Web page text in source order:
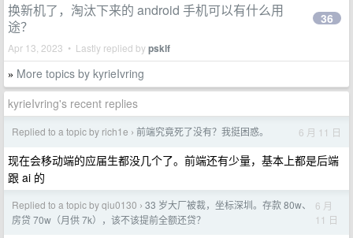
换新机了，淘汰下来的 android 手机可以有什么用
途？
Apr 13, 2023 • Lastly replied bypsklf
36
» More topics by kyrieIvring
kyrieIvring's recent replies
Replied to a topic by rich1e › 前端究竟死了没有？我挺困惑。 6 月 11 日
现在会移动端的应届生都没几个了。前端还有少量，基本上都是后端
跟 ai 的
Replied to a topic by qiu0130 › 33 岁大厂被裁，坐标深圳。存款 80w、
房贷 70w（月供 7k），该不该提前全额还贷？
6 月
11 日